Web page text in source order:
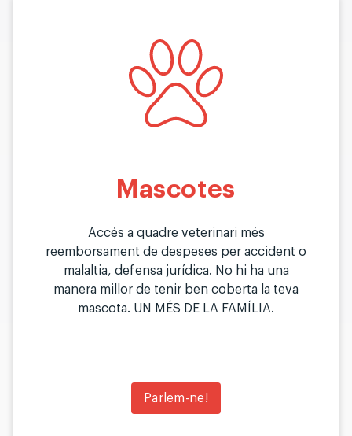
Mascotes
Accés a quadre veterinari més
reemborsament de despeses per accident o
malaltia, defensa jurídica. No hi ha una
manera millor de tenir ben coberta la teva
mascota. UN MÉS DE LA FAMÍLIA.
Parlem-ne!